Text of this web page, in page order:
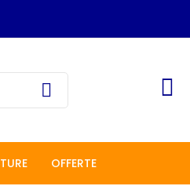
OFFERTE